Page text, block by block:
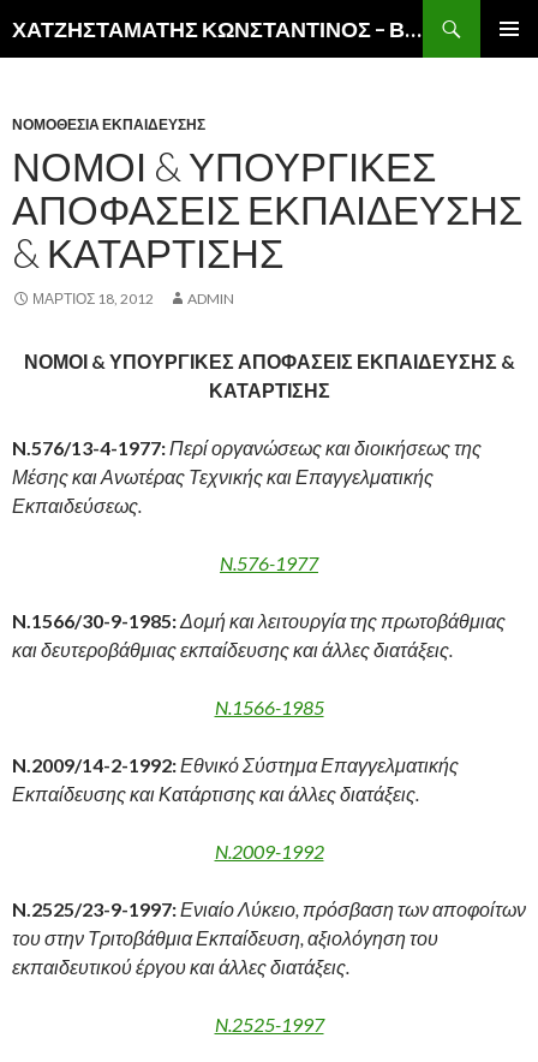
ΧΑΤΖΗΣΤΑΜΑΤΗΣ ΚΩΝΣΤΑΝΤΙΝΟΣ – ΒΙΚΤΩΡ
ΝΟΜΟΘΕΣΙΑ ΕΚΠΑΙΔΕΥΣΗΣ
ΝΟΜΟΙ & ΥΠΟΥΡΓΙΚΕΣ
ΑΠΟΦΑΣΕΙΣ ΕΚΠΑΙΔΕΥΣΗΣ
& ΚΑΤΑΡΤΙΣΗΣ
ΜΆΡΤΙΟΣ 18, 2012 ADMIN
ΝΟΜΟΙ & ΥΠΟΥΡΓΙΚΕΣ ΑΠΟΦΑΣΕΙΣ ΕΚΠΑΙΔΕΥΣΗΣ &
ΚΑΤΑΡΤΙΣΗΣ
N.576/13-4-1977:Περί οργανώσεως και διοικήσεως της
Μέσης και Ανωτέρας Τεχνικής και Επαγγελματικής
Εκπαιδεύσεως.
N.576-1977
N.1566/30-9-1985:Δομή και λειτουργία της πρωτοβάθμιας
και δευτεροβάθμιας εκπαίδευσης και άλλες διατάξεις.
N.1566-1985
N.2009/14-2-1992:Εθνικό Σύστημα Επαγγελματικής
Εκπαίδευσης και Κατάρτισης και άλλες διατάξεις.
N.2009-1992
N.2525/23-9-1997:Ενιαίο Λύκειο, πρόσβαση των αποφοίτων
του στην Τριτοβάθμια Εκπαίδευση, αξιολόγηση του
εκπαιδευτικού έργου και άλλες διατάξεις.
N.2525-1997